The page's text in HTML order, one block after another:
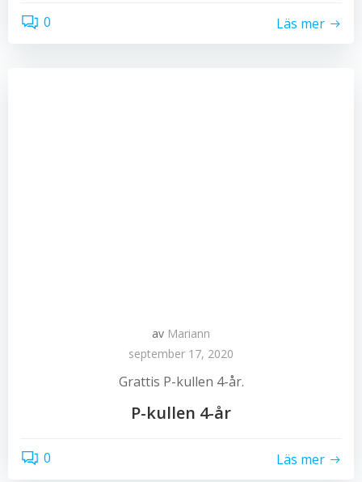
0 Läs mer
av Mariann
september 17, 2020
Grattis P-kullen 4-år.
P-kullen 4-år
0 Läs mer